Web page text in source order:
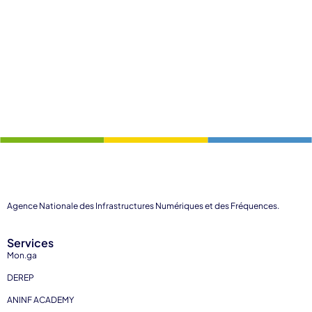
Agence Nationale des Infrastructures Numériques et des Fréquences.
Services
Mon.ga
DEREP
ANINF ACADEMY